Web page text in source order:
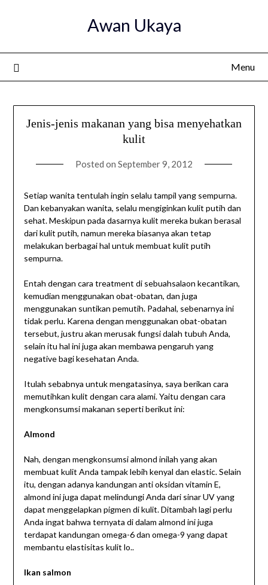
Awan Ukaya
Menu
Jenis-jenis makanan yang bisa menyehatkan
kulit
Posted on September 9, 2012
Setiap wanita tentulah ingin selalu tampil yang sempurna.
Dan kebanyakan wanita, selalu mengiginkan kulit putih dan
sehat. Meskipun pada dasarnya kulit mereka bukan berasal
dari kulit putih, namun mereka biasanya akan tetap
melakukan berbagai hal untuk membuat kulit putih
sempurna.
Entah dengan cara treatment di sebuahsalaon kecantikan,
kemudian menggunakan obat-obatan, dan juga
menggunakan suntikan pemutih. Padahal, sebenarnya ini
tidak perlu. Karena dengan menggunakan obat-obatan
tersebut, justru akan merusak fungsi dalah tubuh Anda,
selain itu hal ini juga akan membawa pengaruh yang
negative bagi kesehatan Anda.
Itulah sebabnya untuk mengatasinya, saya berikan cara
memutihkan kulit dengan cara alami. Yaitu dengan cara
mengkonsumsi makanan seperti berikut ini:
Almond
Nah, dengan mengkonsumsi almond inilah yang akan
membuat kulit Anda tampak lebih kenyal dan elastic. Selain
itu, dengan adanya kandungan anti oksidan vitamin E,
almond ini juga dapat melindungi Anda dari sinar UV yang
dapat menggelapkan pigmen di kulit. Ditambah lagi perlu
Anda ingat bahwa ternyata di dalam almond ini juga
terdapat kandungan omega-6 dan omega-9 yang dapat
membantu elastisitas kulit lo..
Ikan salmon